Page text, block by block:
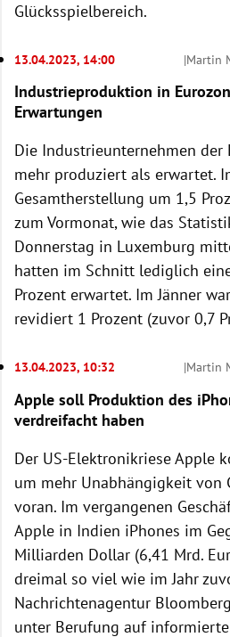
Glücksspielbereich.
13.04.2023, 14:00 |Martin
Industrieproduktion in
Erwartungen
Die Industrieunternehmen der
mehr produziert als erwartet.
Gesamtherstellung um 1,5
zum Vormonat, wie das
Donnerstag in Luxemburg
hatten im Schnitt lediglich
Prozent erwartet. Im Jänner
revidiert 1 Prozent (zuvor 0,7
13.04.2023, 10:32 |Martin
Apple soll Produktion des
verdreifacht haben
Der US-Elektronikriese Apple
um mehr Unabhängigkeit von
voran. Im vergangenen
Apple in Indien iPhones im
Milliarden Dollar (6,41 Mrd.
dreimal so viel wie im Jahr
Nachrichtenagentur
unter Berufung auf informierte